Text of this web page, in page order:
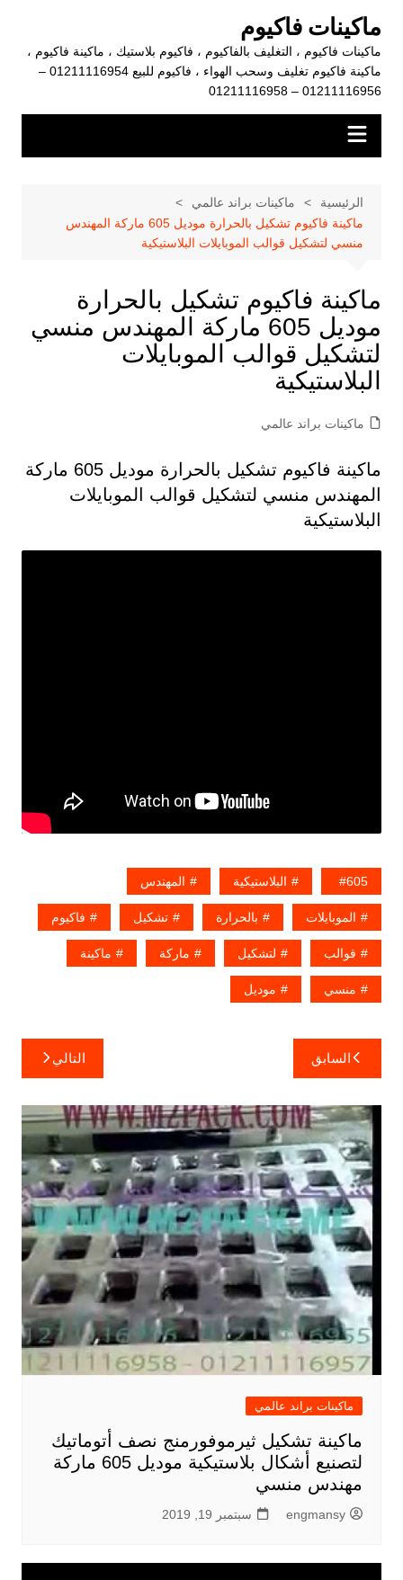
المحتوى
ماكينات فاكيوم
ماكينات فاكيوم ، التغليف بالفاكيوم ، فاكيوم بلاستيك ، ماكينة فاكيوم ،
ماكينة فاكيوم تغليف وسحب الهواء ، فاكيوم للبيع 01211116954 –
01211116956 – 01211116958
الرئيسية
ماكينات براند عالمي
ماكينة فاكيوم تشكيل بالحرارة موديل 605 ماركة المهندس
منسي لتشكيل قوالب الموبايلات البلاستيكية
ماكينة فاكيوم تشكيل بالحرارة
موديل 605 ماركة المهندس منسي
لتشكيل قوالب الموبايلات
البلاستيكية
ماكينات براند عالمي
ماكينة فاكيوم تشكيل بالحرارة موديل 605 ماركة
المهندس منسي لتشكيل قوالب الموبايلات
البلاستيكية
605 البلاستيكية المهندس
الموبايلات بالحرارة تشكيل فاكيوم
قوالب لتشكيل ماركة ماكينة
منسي موديل
تصفّح
المقالات
السابق التالي
ماكينات براند عالمي
ماكينة تشكيل ثيرموفورمنج نصف أتوماتيك
لتصنيع أشكال بلاستيكية موديل 605 ماركة
مهندس منسي
engmansy سبتمبر 19, 2019